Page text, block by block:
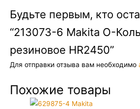
Будьте первым, кто
“213073-6 Makita О-
резиновое HR2450”
Для отправки отзыва вам необходимо
Похожие товары